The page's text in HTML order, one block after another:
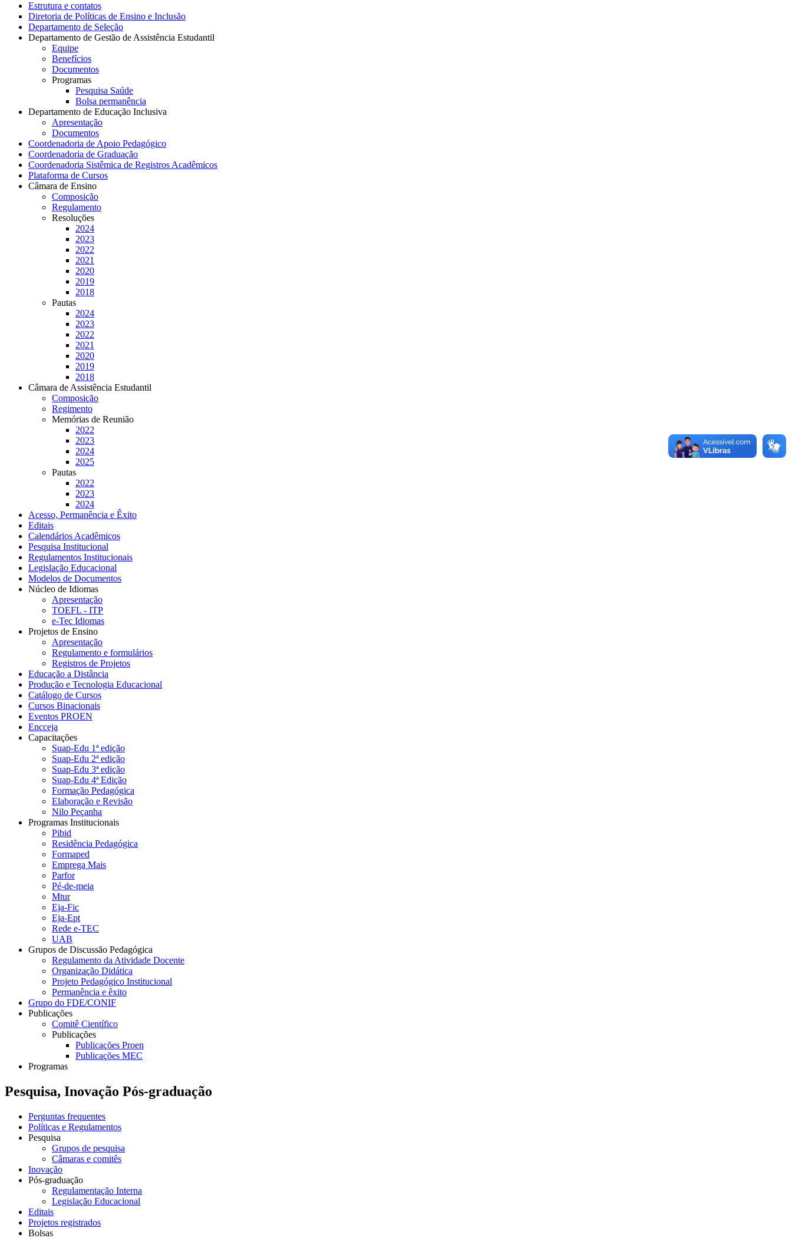
Estrutura e contatos
Diretoria de Políticas de Ensino e Inclusão
Departamento de Seleção
Departamento de Gestão de Assistência Estudantil
Equipe
Benefícios
Documentos
Programas
Pesquisa Saúde
Bolsa permanência
Departamento de Educação Inclusiva
Apresentação
Documentos
Coordenadoria de Apoio Pedagógico
Coordenadoria de Graduação
Coordenadoria Sistêmica de Registros Acadêmicos
Plataforma de Cursos
Câmara de Ensino
Composição
Regulamento
Resoluções
2024
2023
2022
2021
2020
2019
2018
Pautas
2024
2023
2022
2021
2020
2019
2018
Câmara de Assistência Estudantil
Composição
Regimento
Memórias de Reunião
2022
2023
2024
2025
Pautas
2022
2023
2024
Acesso, Permanência e Êxito
Editais
Calendários Acadêmicos
Pesquisa Institucional
Regulamentos Institucionais
Legislação Educacional
Modelos de Documentos
Núcleo de Idiomas
Apresentação
TOEFL - ITP
e-Tec Idiomas
Projetos de Ensino
Apresentação
Regulamento e formulários
Registros de Projetos
Educação a Distância
Produção e Tecnologia Educacional
Catálogo de Cursos
Cursos Binacionais
Eventos PROEN
Encceja
Capacitações
Suap-Edu 1ª edição
Suap-Edu 2ª edição
Suap-Edu 3ª edição
Suap-Edu 4ª Edição
Formação Pedagógica
Elaboração e Revisão
Nilo Peçanha
Programas Institucionais
Pibid
Residência Pedagógica
Formaped
Emprega Mais
Parfor
Pé-de-meia
Mtur
Eja-Fic
Eja-Ept
Rede e-TEC
UAB
Grupos de Discussão Pedagógica
Regulamento da Atividade Docente
Organização Didática
Projeto Pedagógico Institucional
Permanência e êxito
Grupo do FDE/CONIF
Publicações
Comitê Científico
Publicações
Publicações Proen
Publicações MEC
Programas
Pesquisa, Inovação Pós-graduação
Perguntas frequentes
Políticas e Regulamentos
Pesquisa
Grupos de pesquisa
Câmaras e comitês
Inovação
Pós-graduação
Regulamentação Interna
Legislação Educacional
Editais
Projetos registrados
Bolsas